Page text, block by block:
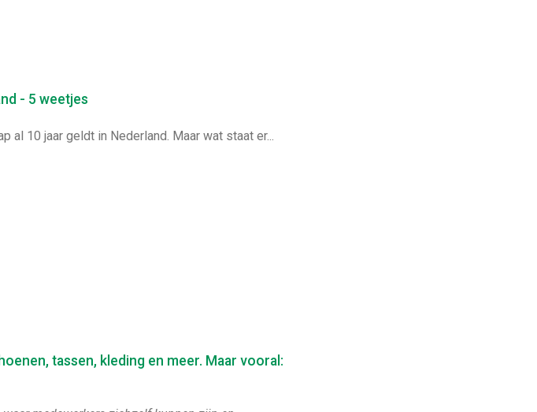
- 5 weetjes
al 10 jaar geldt in Nederland. Maar wat staat er...
tassen, kleding en meer. Maar vooral: